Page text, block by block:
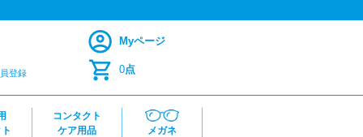
登録
Myページ
0点
コンタクト
ケア用品
メガネ